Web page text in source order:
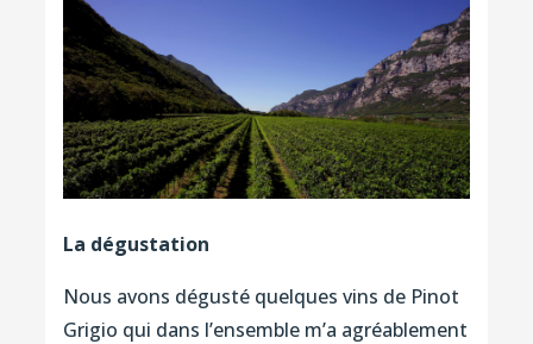
La dégustation
Nous avons dégusté quelques vins de Pinot
Grigio qui dans l’ensemble m’a agréablement